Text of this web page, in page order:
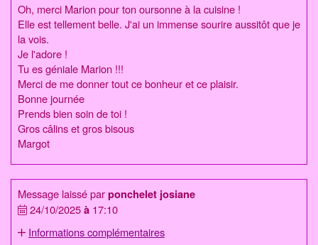
Oh, merci Marion pour ton oursonne à la cuisine !
Elle est tellement belle. J'ai un immense sourire aussitôt que je
la vois.
Je l'adore !
Tu es géniale Marion !!!
Merci de me donner tout ce bonheur et ce plaisir.
Bonne journée
Prends bien soin de toi !
Gros câlins et gros bisous
Margot
Message laissé parponchelet josiane
24/10/2025à 17:10
Informations complémentaires